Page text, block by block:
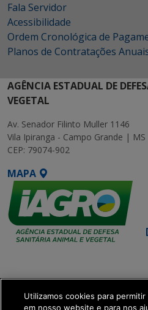
Fala Servidor
Acessibilidade
Ordem Cronológica de
Planos de Contratações
AGÊNCIA ESTADUAL DE
VEGETAL
Av. Senador Filinto Muller 1146
Vila Ipiranga - Campo Grande | MS
CEP: 79074-902
MAPA
Executiva de
Transformação Digital
Utilizamos cookies para
em nosso website e para nos